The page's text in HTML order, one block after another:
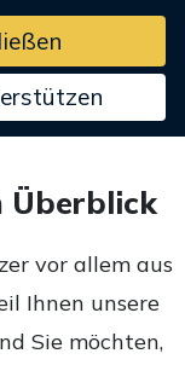
Überblick
vor allem aus
Ihnen unsere
Sie möchten,